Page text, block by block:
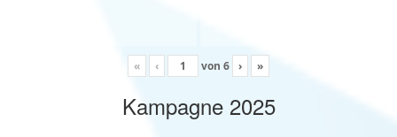
« ‹ von 6 › »
Kampagne 2025